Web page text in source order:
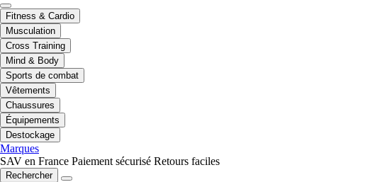
Fitness & Cardio
Musculation
Cross Training
Mind & Body
Sports de combat
Vêtements
Chaussures
Équipements
Destockage
Marques
SAV en France Paiement sécurisé Retours faciles
Rechercher